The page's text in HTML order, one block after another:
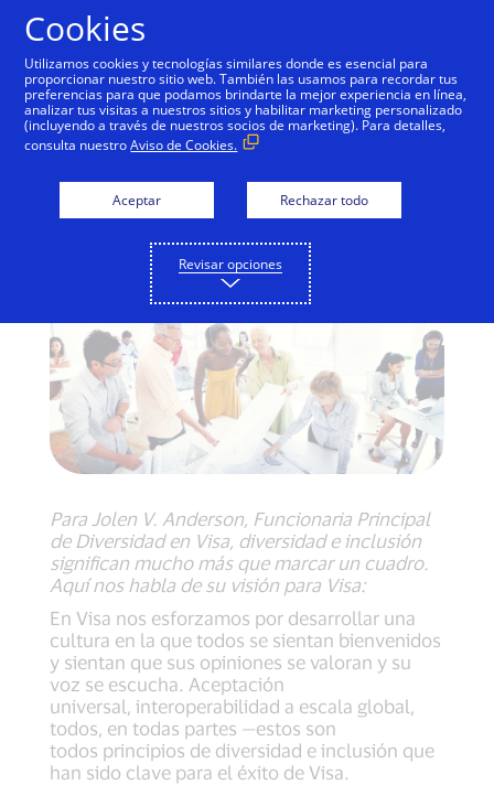
Diversidad e inclusión:
Elevando la
conversación
Para Jolen V. Anderson, Funcionaria Principal
de Diversidad en Visa, diversidad e inclusión
significan mucho más que marcar un cuadro.
Aquí nos habla de su visión para Visa:
En Visa nos esforzamos por desarrollar una
cultura en la que todos se sientan bienvenidos
y sientan que sus opiniones se valoran y su
voz se escucha. Aceptación
universal, interoperabilidad a escala global,
todos, en todas partes —estos son
todos principios de diversidad e inclusión que
han sido clave para el éxito de Visa.
Cookies
Utilizamos cookies y tecnologías similares donde es esencial para
proporcionar nuestro sitio web. También las usamos para recordar tus
preferencias para que podamos brindarte la mejor experiencia en línea,
analizar tus visitas a nuestros sitios y habilitar marketing personalizado
(incluyendo a través de nuestros socios de marketing). Para detalles,
consulta nuestroAviso de Cookies.
Aceptar Rechazar todo
Revisar opciones